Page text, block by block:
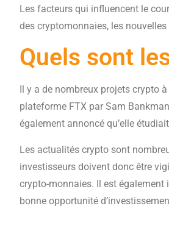
Les facteurs qui influencent le
des cryptomonnaies, les
Quels sont
Il y a de nombreux projets crypto
plateforme FTX par Sam
également annoncé qu’elle
Les actualités crypto sont
investisseurs doivent donc être
crypto-monnaies. Il est
bonne opportunité